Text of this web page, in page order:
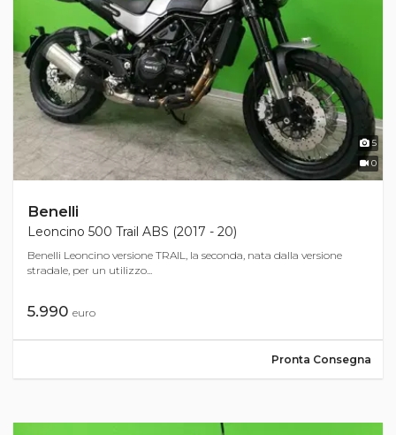
5
0
Benelli
Leoncino 500 Trail ABS (2017 - 20)
Benelli Leoncino versione TRAIL, la seconda, nata dalla versione
stradale, per un utilizzo...
5.990 euro
Pronta Consegna